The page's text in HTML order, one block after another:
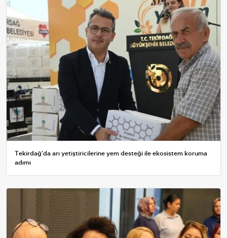
Tekirdağ'da arı yetiştiricilerine yem desteği ile ekosistem koruma
adımı